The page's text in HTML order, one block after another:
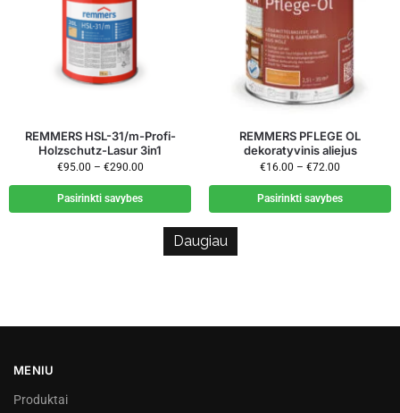
REMMERS HSL-31/m-Profi-
Holzschutz-Lasur 3in1
€95.00 – €290.00
Pasirinkti savybes
REMMERS PFLEGE OL
dekoratyvinis aliejus
€16.00 – €72.00
Pasirinkti savybes
Daugiau
MENIU
Produktai